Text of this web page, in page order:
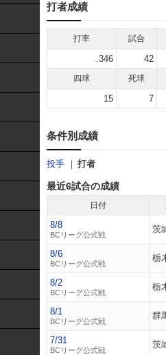
打者成績
打率 試合
.346 42
四球 死球
15 7
条件別成績
投手 打者
最近6試合の成績
日付
8/8
BCリーグ公式戦
茨
8/6
BCリーグ公式戦
栃
8/2
BCリーグ公式戦
栃
8/1
BCリーグ公式戦
群
7/31
BCリーグ公式戦
茨